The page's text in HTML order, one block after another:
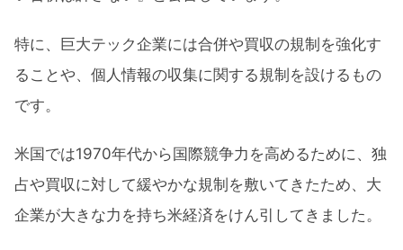
特に、巨大テック企業には合併や買収の規制を強化す
ることや、個人情報の収集に関する規制を設けるもの
です。
米国では1970年代から国際競争力を高めるために、独
占や買収に対して緩やかな規制を敷いてきたため、大
企業が大きな力を持ち米経済をけん引してきました。